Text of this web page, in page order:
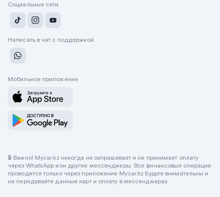
Социальные сети
Написать в чат с поддержкой
Мобильное приложение
🔒 Важно! Mycar.kz никогда не запрашивает и не принимает оплату
через WhatsApp или другие мессенджеры. Все финансовые операции
проводятся только через приложение Mycar.kz Будьте внимательны и
не передавайте данные карт и оплату в мессенджерах.